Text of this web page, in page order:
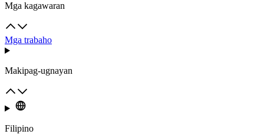
Mga kagawaran
Mga trabaho
Makipag-ugnayan
Filipino